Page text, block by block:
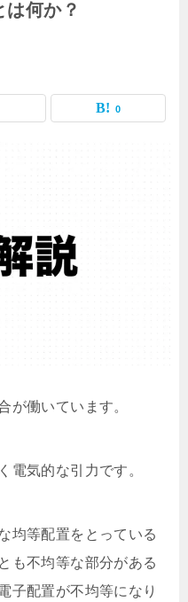
は何か？
0
が働いています。
電気的な引力です。
均等配置をとっている
も不均等な部分がある
子配置が不均等になり